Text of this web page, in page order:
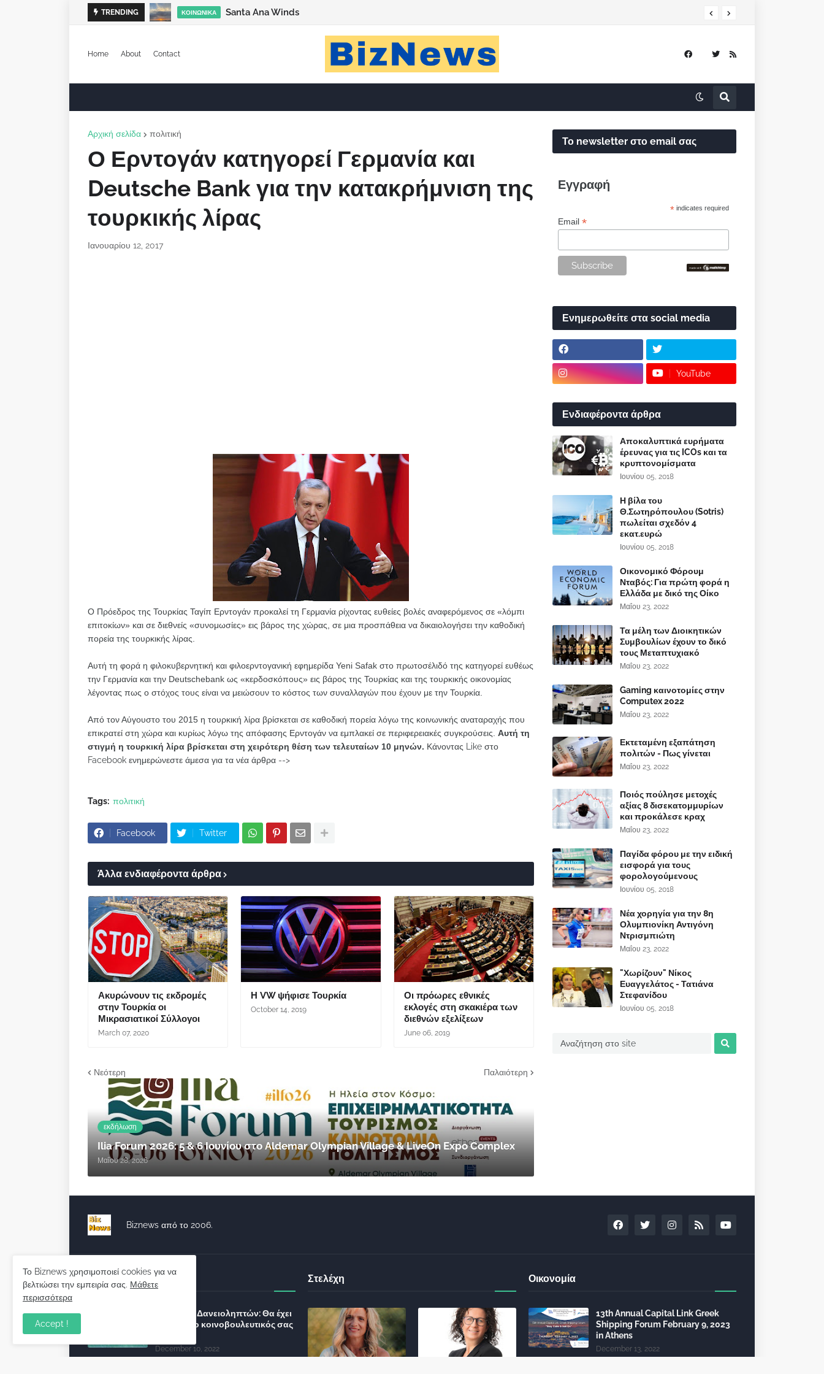
TRENDING ΚΟΙΝΩΝΙΚΆ Santa Ana Winds
Home About Contact
Αρχική σελίδα πολιτική
Ο Ερντογάν κατηγορεί Γερμανία και
Deutsche Bank για την κατακρήμνιση της
τουρκικής λίρας
Ιανουαρίου 12, 2017
Ο Πρόεδρος της Τουρκίας Ταγίπ Ερντογάν προκαλεί τη Γερμανία ρίχοντας ευθείες βολές αναφερόμενος σε «λόμπι
επιτοκίων» και σε διεθνείς «συνομωσίες» εις βάρος της χώρας, σε μια προσπάθεια να δικαιολογήσει την καθοδική
πορεία της τουρκικής λίρας.
Αυτή τη φορά η φιλοκυβερνητική και φιλοερντογανική εφημερίδα Yeni Safak στο πρωτοσέλιδό της κατηγορεί ευθέως
την Γερμανία και την Deutschebank ως «κερδοσκόπους» εις βάρος της Τουρκίας και της τουρκικής οικονομίας
λέγοντας πως ο στόχος τους είναι να μειώσουν το κόστος των συναλλαγών που έχουν με την Τουρκία.
Από τον Αύγουστο του 2015 η τουρκική λίρα βρίσκεται σε καθοδική πορεία λόγω της κοινωνικής αναταραχής που
επικρατεί στη χώρα και κυρίως λόγω της απόφασης Ερντογάν να εμπλακεί σε περιφερειακές συγκρούσεις. Αυτή τη
στιγμή η τουρκική λίρα βρίσκεται στη χειρότερη θέση των τελευταίων 10 μηνών. Κάνοντας Like στο
Facebook ενημερώνεστε άμεσα για τα νέα άρθρα -->
Tags: πολιτική
Facebook Twitter
Άλλα ενδιαφέροντα άρθρα
Ακυρώνουν τις εκδρομές
στην Τουρκία οι
Μικρασιατικοί Σύλλογοι
March 07, 2020
Η VW ψήφισε Τουρκία
October 14, 2019
Οι πρόωρες εθνικές
εκλογές στη σκακιέρα των
διεθνών εξελίξεων
June 06, 2019
Νεότερη Παλαιότερη
εκδήλωση
Ilia Forum 2026: 5 & 6 Ιουνίου στο Aldemar Olympian Village & LiveOn Expo Complex
Μαΐου 28, 2026
Το newsletter στο email σας
Εγγραφή
* indicates required
Email *
Ενημερωθείτε στα social media
YouTube
Ενδιαφέροντα άρθρα
Αποκαλυπτικά ευρήματα
έρευνας για τις ICOs και τα
κρυπτονομίσματα
Ιουνίου 05, 2018
Η βίλα του
Θ.Σωτηρόπουλου (Sotris)
πωλείται σχεδόν 4
εκατ.ευρώ
Ιουνίου 05, 2018
Οικονομικό Φόρουμ
Νταβός: Για πρώτη φορά η
Ελλάδα με δικό της Οίκο
Μαΐου 23, 2022
Τα μέλη των Διοικητικών
Συμβουλίων έχουν το δικό
τους Μεταπτυχιακό
Μαΐου 23, 2022
Gaming καινοτομίες στην
Computex 2022
Μαΐου 23, 2022
Εκτεταμένη εξαπάτηση
πολιτών - Πως γίνεται
Μαΐου 23, 2022
Ποιός πούλησε μετοχές
αξίας 8 δισεκατομμυρίων
και προκάλεσε κραχ
Μαΐου 23, 2022
Παγίδα φόρου με την ειδική
εισφορά για τους
φορολογούμενους
Ιουνίου 05, 2018
Νέα χορηγία για την 8η
Ολυμπιονίκη Αντιγόνη
Ντρισμπιώτη
Μαΐου 23, 2022
"Χωρίζουν" Νίκος
Ευαγγελάτος - Τατιάνα
Στεφανίδου
Ιουνίου 05, 2018
Biznews από το 2006.
Απόψεις
Σύλλογος Δανειοληπτών: Θα έχει
συνέχεια ο κοινοβουλευτικός σας
December 10, 2022
Στελέχη Οικονομία
13th Annual Capital Link Greek
Shipping Forum February 9, 2023
in Athens
December 13, 2022
Το Biznews χρησιμοποιεί cookies για να
βελτιώσει την εμπειρία σας. Μάθετε
περισσότερα
Accept !